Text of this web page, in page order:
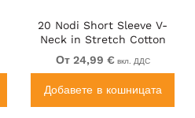
20 Nodi Short Sleeve V-
Neck in Stretch Cotton
White
От 24,99 € вкл. ДДС
Добавете в кошницата